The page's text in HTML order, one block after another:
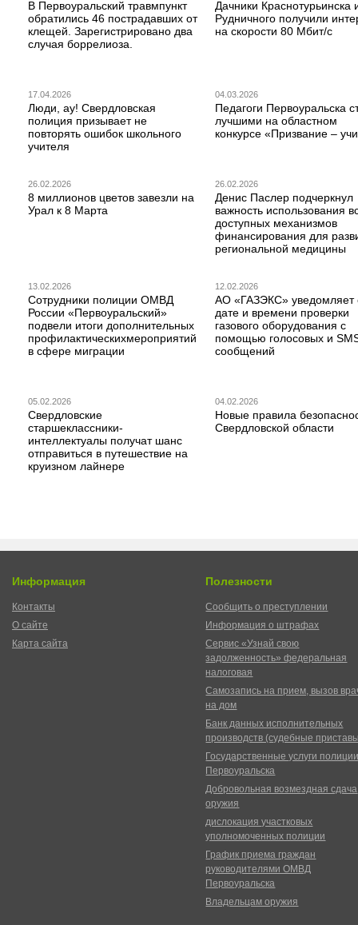
В Первоуральский травмпункт
обратились 46 пострадавших от
клещей. Зарегистрировано два
случая боррелиоза.
Дачники Краснотурьинска
Рудничного получили
на скорости 80 Мбит/с
17.04.2026
Люди, ау! Свердловская
полиция призывает не
повторять ошибок школьного
учителя
04.03.2026
Педагоги Первоуральска
лучшими на областном
конкурсе «Призвание –
26.02.2026
8 миллионов цветов завезли на
Урал к 8 Марта
26.02.2026
Денис Паслер подчеркнул
важность использования
доступных механизмов
финансирования для
региональной медицины
13.02.2026
Сотрудники полиции ОМВД
России «Первоуральский»
подвели итоги дополнительных
профилактическихмероприятий
в сфере миграции
12.02.2026
АО «ГАЗЭКС» уведомляет
дате и времени проверки
газового оборудования с
помощью голосовых и
сообщений
05.02.2026
Свердловские
старшеклассники-
интеллектуалы получат шанс
отправиться в путешествие на
круизном лайнере
04.02.2026
Новые правила
Свердловской области
Информация
Контакты
О сайте
Карта сайта
Полезности
Сообщить о преступлении
Информация о штрафах
Сервис «Узнай свою
задолженность» федеральная
налоговая
Самозапись на прием, вызов
на дом
Банк данных исполнительных
производств (судебные
Государственные услуги
Первоуральска
Добровольная возмездная сдача
оружия
дислокация участковых
уполномоченных полиции
График приема граждан
руководителями ОМВД
Первоуральска
Владельцам оружия